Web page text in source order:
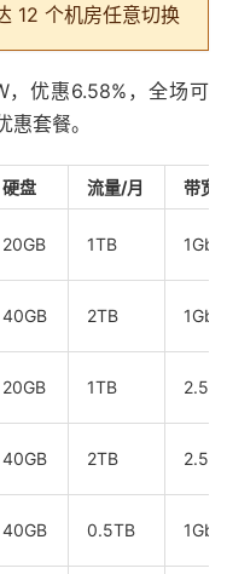
12 个机房任意切换
，优惠6.58%，全场可
套餐。
硬盘 流量/月 带宽
20GB 1TB
40GB 2TB
20GB 1TB
40GB 2TB
40GB 0.5TB